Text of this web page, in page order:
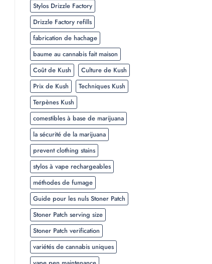
Stylos Drizzle Factory
Drizzle Factory refills
fabrication de hachage
baume au cannabis fait maison
Coût de Kush
Culture de Kush
Prix de Kush
Techniques Kush
Terpènes Kush
comestibles à base de marijuana
la sécurité de la marijuana
prevent clothing stains
stylos à vape rechargeables
méthodes de fumage
Guide pour les nuls Stoner Patch
Stoner Patch serving size
Stoner Patch verification
variétés de cannabis uniques